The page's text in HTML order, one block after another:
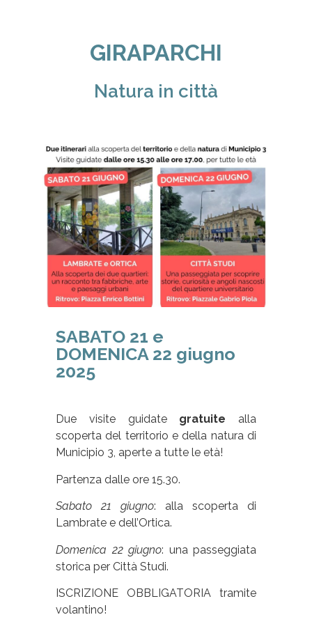
GIRAPARCHI
Natura in città
SABATO 21 e
DOMENICA 22 giugno
2025
Due visite guidate gratuite alla
scoperta del territorio e della natura di
Municipio 3, aperte a tutte le età!
Partenza dalle ore 15.30.
Sabato 21 giugno: alla scoperta di
Lambrate e dell’Ortica.
Domenica 22 giugno: una passeggiata
storica per Città Studi.
ISCRIZIONE OBBLIGATORIA tramite
volantino!